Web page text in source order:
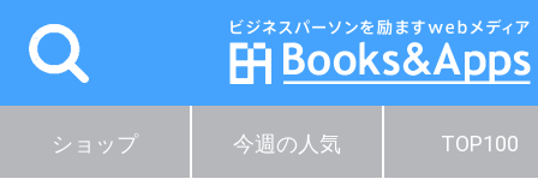
ショップ 今週の人気 TOP100